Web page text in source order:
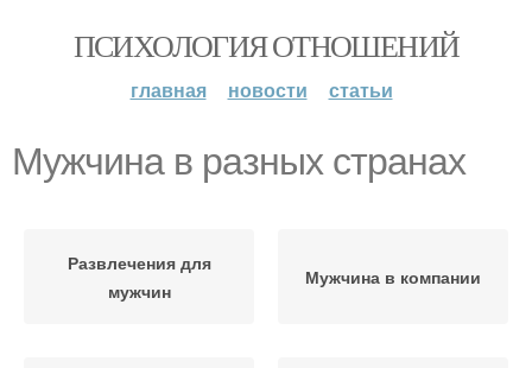
ПСИХОЛОГИЯ ОТНОШЕНИЙ
главная новости статьи
Мужчина в разных странах
Развлечения для
мужчин
Мужчина в компании